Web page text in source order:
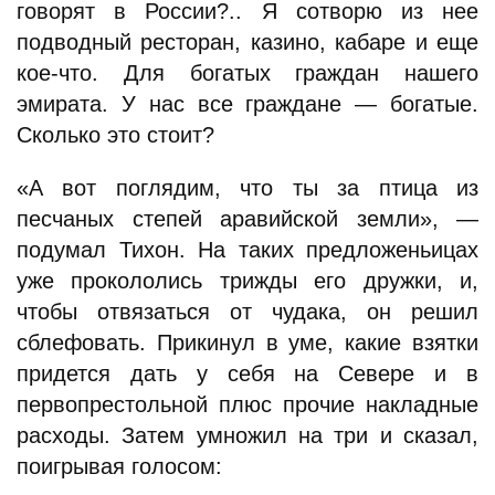
говорят в России?.. Я сотворю из нее
подводный ресторан, казино, кабаре и еще
кое-что. Для богатых граждан нашего
эмирата. У нас все граждане — богатые.
Сколько это стоит?
«А вот поглядим, что ты за птица из
песчаных степей аравийской земли», —
подумал Тихон. На таких предложеньицах
уже прокололись трижды его дружки, и,
чтобы отвязаться от чудака, он решил
сблефовать. Прикинул в уме, какие взятки
придется дать у себя на Севере и в
первопрестольной плюс прочие накладные
расходы. Затем умножил на три и сказал,
поигрывая голосом: